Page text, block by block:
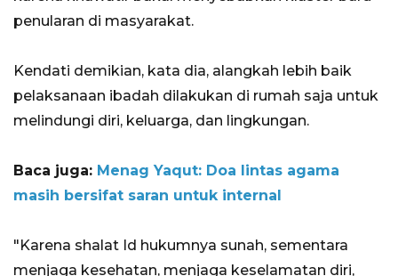
penularan di masyarakat.
Kendati demikian, kata dia, alangkah lebih baik
pelaksanaan ibadah dilakukan di rumah saja untuk
melindungi diri, keluarga, dan lingkungan.
Baca juga: Menag Yaqut: Doa lintas agama
masih bersifat saran untuk internal
"Karena shalat Id hukumnya sunah, sementara
menjaga kesehatan, menjaga keselamatan diri,